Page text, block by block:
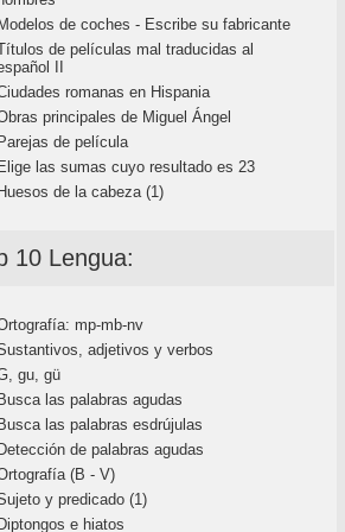
de coches - Escribe su fabricante
de películas mal traducidas al
II
romanas en Hispania
principales de Miguel Ángel
de película
las sumas cuyo resultado es 23
de la cabeza (1)
10 Lengua:
mp-mb-nv
adjetivos y verbos
gu, gü
las palabras agudas
las palabras esdrújulas
de palabras agudas
(B - V)
y predicado (1)
e hiatos